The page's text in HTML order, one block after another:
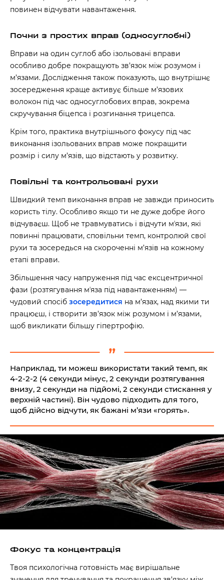
повинен відчувати навантаження.
Почни з простих вправ (односуглобні)
Вправи на один суглоб або ізольовані вправи
особливо добре покращують зв’язок між розумом і
м’язами. Дослідження також показують, що внутрішнє
зосередження краще активує більше м’язових
волокон під час односуглобових вправ, зокрема
скручування біцепса і розгинання трицепса.
Крім того, практика внутрішнього фокусу під час
виконання ізольованих вправ може покращити
розмір і силу м’язів, що відстають у розвитку.
Повільні та контрольовані рухи
Швидкий темп виконання вправ не завжди приносить
користь тілу. Особливо якщо ти не дуже добре його
відчуваєш. Щоб не травмуватись і відчути мʼязи, які
повинні працювати, сповільни темп, контролюй свої
рухи та зосередься на скороченні м’язів на кожному
етапі вправи.
Збільшення часу напруження під час ексцентричної
фази (розтягування мʼяза під навантаженням) —
чудовий спосіб зосередитися на м’язах, над якими ти
працюєш, і створити зв’язок між розумом і м’язами,
щоб викликати більшу гіпертрофію.
Наприклад, ти можеш використати такий темп, як
4-2-2-2 (4 секунди мінус, 2 секунди розтягування
внизу, 2 секунди на підйомі, 2 секунди стискання у
верхній частині). Він чудово підходить для того,
щоб дійсно відчути, як бажані м’язи «горять».
Фокус та концентрація
Твоя психологічна готовність має вирішальне